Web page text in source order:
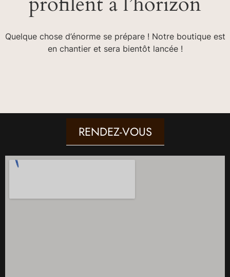
Quelque chose d’énorme se prépare ! Notre boutique est
en chantier et sera bientôt lancée !
RENDEZ-VOUS